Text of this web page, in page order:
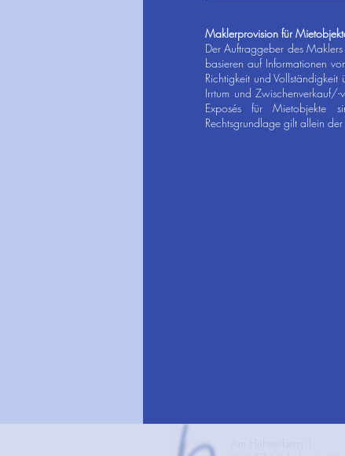
Maklerprovision für
Der Auftraggeber des
basieren auf Informationen
Richtigkeit und
Irrtum und Zwischenverkauf/-
Exposés für Mietobjekte
Rechtsgrundlage gilt allein